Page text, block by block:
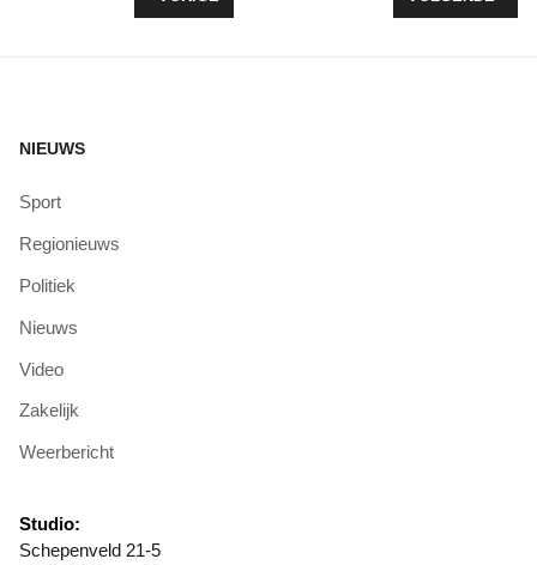
NIEUWS
Sport
Regionieuws
Politiek
Nieuws
Video
Zakelijk
Weerbericht
Studio:
Schepenveld 21-5